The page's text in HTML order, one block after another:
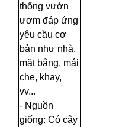
thống vườn
ươm đáp ứng
yêu cầu cơ
bản như nhà,
mặt bằng, mái
che, khay,
vv...
- Nguồn
giống: Có cây